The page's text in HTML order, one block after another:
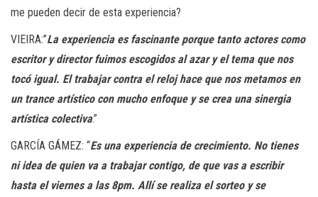
me pueden decir de esta experiencia?
VIEIRA:”La experiencia es fascinante porque tanto actores como
escritor y director fuimos escogidos al azar y el tema que nos
tocó igual. El trabajar contra el reloj hace que nos metamos en
un trance artístico con mucho enfoque y se crea una sinergia
artística colectiva.”
GARCÍA GÁMEZ: “Es una experiencia de crecimiento. No tienes
ni idea de quien va a trabajar contigo, de que vas a escribir
hasta el viernes a las 8pm. Allí se realiza el sorteo y se